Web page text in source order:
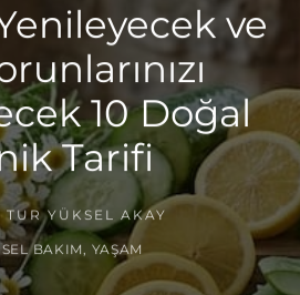
ve
10 Doğal
Tarifi
TUR YÜKSEL AKAY
BAKIM YAŞAM